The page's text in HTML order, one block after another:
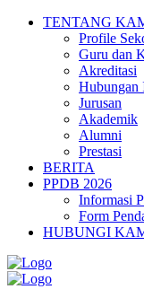
TENTANG
Profile
Guru dan
Akreditasi
Hubungan
Jurusan
Akademik
Alumni
Prestasi
BERITA
PPDB 2026
Informasi
Form
HUBUNGI